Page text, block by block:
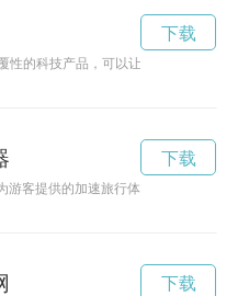
性的科技产品，可以让人们在未来的
下载
游客提供的加速旅行体验的服务，可
下载
下载